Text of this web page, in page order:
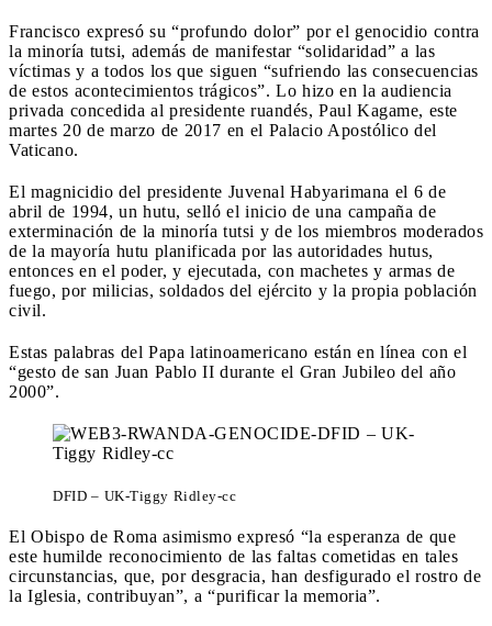
Francisco expresó su “profundo dolor” por el genocidio contra
la minoría tutsi, además de manifestar “solidaridad” a las
víctimas y a todos los que siguen “sufriendo las consecuencias
de estos acontecimientos trágicos”. Lo hizo en la audiencia
privada concedida al presidente ruandés, Paul Kagame, este
martes 20 de marzo de 2017 en el Palacio Apostólico del
Vaticano.
El magnicidio del presidente Juvenal Habyarimana el 6 de
abril de 1994, un hutu, selló el inicio de una campaña de
exterminación de la minoría tutsi y de los miembros moderados
de la mayoría hutu planificada por las autoridades hutus,
entonces en el poder, y ejecutada, con machetes y armas de
fuego, por milicias, soldados del ejército y la propia población
civil.
Estas palabras del Papa latinoamericano están en línea con el
“gesto de san Juan Pablo II durante el Gran Jubileo del año
2000”.
DFID – UK-Tiggy Ridley-cc
El Obispo de Roma asimismo expresó “la esperanza de que
este humilde reconocimiento de las faltas cometidas en tales
circunstancias, que, por desgracia, han desfigurado el rostro de
la Iglesia, contribuyan”, a “purificar la memoria”.